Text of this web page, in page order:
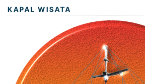
KAPAL WISATA